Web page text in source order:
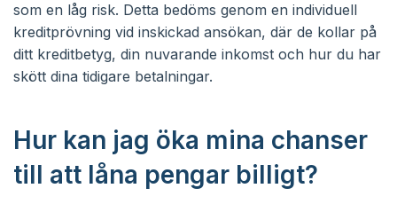
som en låg risk. Detta bedöms genom en individuell
kreditprövning vid inskickad ansökan, där de kollar på
ditt kreditbetyg, din nuvarande inkomst och hur du har
skött dina tidigare betalningar.
Hur kan jag öka mina chanser
till att låna pengar billigt?